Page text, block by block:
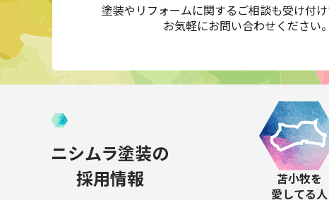
塗装やリフォームに関するご相談も受け付け
お気軽にお問い合わせください。
ニシムラ塗装の
採用情報
苫小牧を
愛してる人